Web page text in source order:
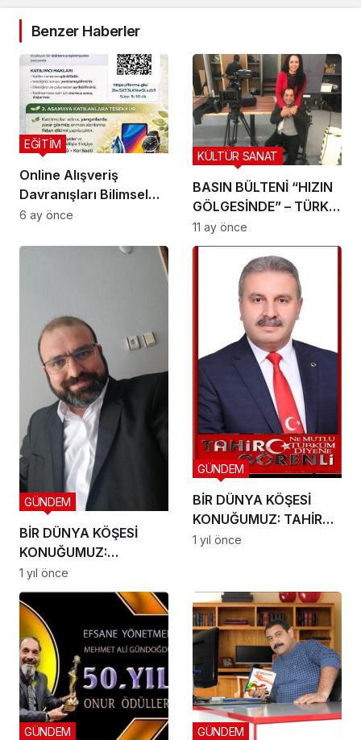
Benzer Haberler
Online Alışveriş
Davranışları Bilimsel
Araştırmayla
EĞİTİM
6 ay önce
BASIN BÜLTENİ “HIZIN
GÖLGESİNDE” – TÜRK
SİNEMASINDA
AKSİYONUN YENİ
KÜLTÜR SANAT
11 ay önce
BİR DÜNYA KÖŞESİ
KONUĞUMUZ:
Muhammet Abdulkadir
Susan
GÜNDEM
1 yıl önce
BİR DÜNYA KÖŞESİ
KONUĞUMUZ: TAHİR
GÖRENLİ
GÜNDEM
1 yıl önce
GÜNDEM GÜNDEM